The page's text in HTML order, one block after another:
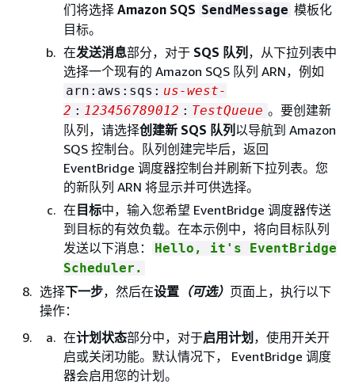
们将选择 Amazon SQS SendMessage 模板化
目标。
在发送消息部分，对于 SQS 队列 ，从下拉列表中
选择一个现有的 Amazon SQS 队列 ARN，例如
arn:aws:sqs: us-west-
2 : 123456789012 : TestQueue 。要创建新
队列，请选择创建新 SQS 队列 以导航到 Amazon
SQS 控制台。队列创建完毕后，返回
EventBridge 调度器控制台并刷新下拉列表。您
的新队列 ARN 将显示并可供选择。
在 目标中，输入您希望 EventBridge 调度器传送
到目标的有效负载。在本示例中，将向目标队列
发送以下消息：
Hello, it's EventBridge
Scheduler.
选择下一步，然后在设置 （可选） 页面上，执行以下
操作：
在计划状态部分中，对于启用计划 ，使用开关开
启或关闭功能。默认情况下， EventBridge 调度
器会启用您的计划。